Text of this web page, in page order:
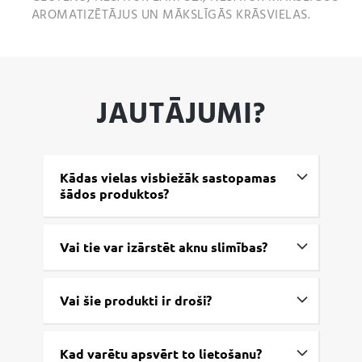
AROMATIZĒTĀJUS UN MĀKSLĪGĀS KRĀSVIELAS.
JAUTĀJUMI?
Kādas vielas visbiežāk sastopamas
šādos produktos?
Vai tie var izārstēt aknu slimības?
Vai šie produkti ir droši?
Kad varētu apsvērt to lietošanu?